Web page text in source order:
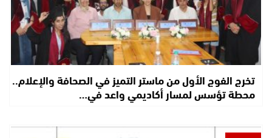
تخرج الفوج الأول من ماستر التميز في الصحافة والإعلام..
محطة تؤسس لمسار أكاديمي واعد في…